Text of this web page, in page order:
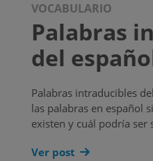
VOCABULARIO
Palabras
del
Palabras intraducibles
las palabras en español
existen y cuál podría ser
Ver post